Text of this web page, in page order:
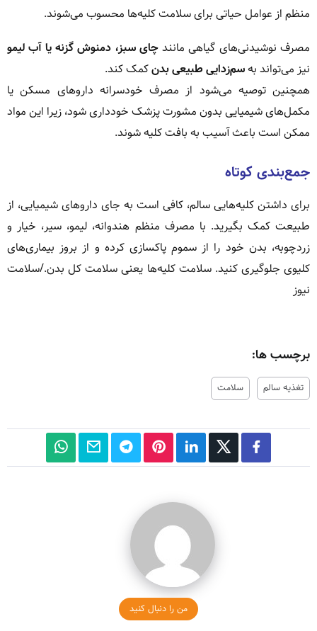
منظم از عوامل حیاتی برای سلامت کلیه‌ها محسوب می‌شوند.
مصرف نوشیدنی‌های گیاهی مانندچای سبز، دمنوش گزنه یا آب لیمو
نیز می‌تواند بهسم‌زدایی طبیعی بدنکمک کند.
همچنین توصیه می‌شود از مصرف خودسرانه داروهای مسکن یا
مکمل‌های شیمیایی بدون مشورت پزشک خودداری شود، زیرا این مواد
ممکن است باعث آسیب به بافت کلیه شوند.
جمع‌بندی کوتاه
برای داشتن کلیه‌هایی سالم، کافی است به جای داروهای شیمیایی، از
طبیعت کمک بگیرید. با مصرف منظم هندوانه، لیمو، سیر، خیار و
زردچوبه، بدن خود را از سموم پاکسازی کرده و از بروز بیماری‌های
کلیوی جلوگیری کنید. سلامت کلیه‌ها یعنی سلامت کل بدن./سلامت
نیوز
برچسب ها:
تغذیه سالم سلامت
من را دنبال کنید